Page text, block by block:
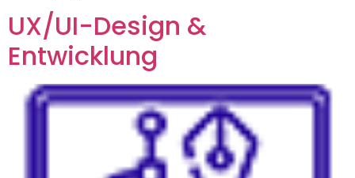
UX/UI-Design &
Entwicklung